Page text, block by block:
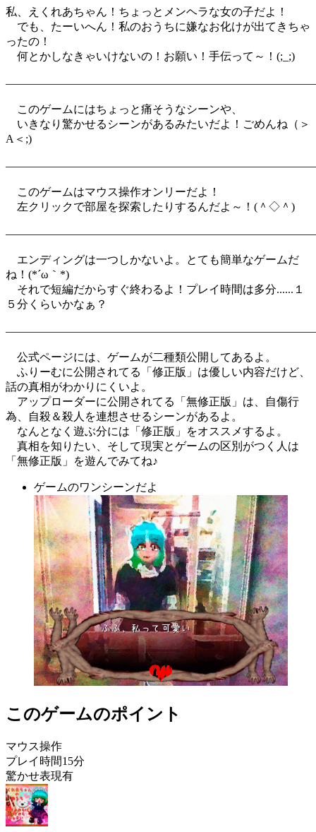
私、えくれあちゃん！ちょっとメンヘラな女の子だよ！
でも、たーいへん！私のおうちに嫌なお化けが出てきちゃ
ったの！
何とかしなきゃいけないの！お願い！手伝って～！(;_;)
このゲームにはちょっと痛そうなシーンや、
いきなり驚かせるシーンがあるみたいだよ！ごめんね（＞
A＜;)
このゲームはマウス操作オンリーだよ！
左クリックで部屋を探索したりするんだよ～！(＾◇＾)
エンディングは一つしかないよ。とても簡単なゲームだ
ね！(*´ω｀*)
それで短編だからすぐ終わるよ！プレイ時間は多分......１
５分くらいかなぁ？
公式ページには、ゲームが二種類公開してあるよ。
ふりーむに公開されてる「修正版」は優しい内容だけど、
話の真相がわかりにくいよ。
アップローダーに公開されてる「無修正版」は、自傷行
為、自殺＆殺人を連想させるシーンがあるよ。
なんとなく遊ぶ分には「修正版」をオススメするよ。
真相を知りたい、そして現実とゲームの区別がつく人は
「無修正版」を遊んでみてね♪
ゲームのワンシーンだよ
このゲームのポイント
マウス操作
プレイ時間15分
驚かせ表現有